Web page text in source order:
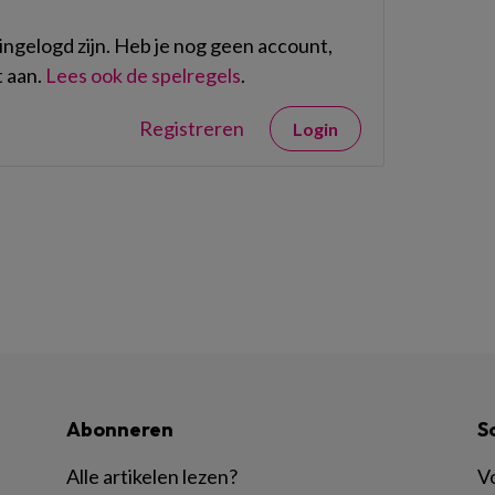
zijn. Heb je nog geen account,
Lees ook de spelregels.
Registreren Login
Abonneren
Alle artikelen lezen?